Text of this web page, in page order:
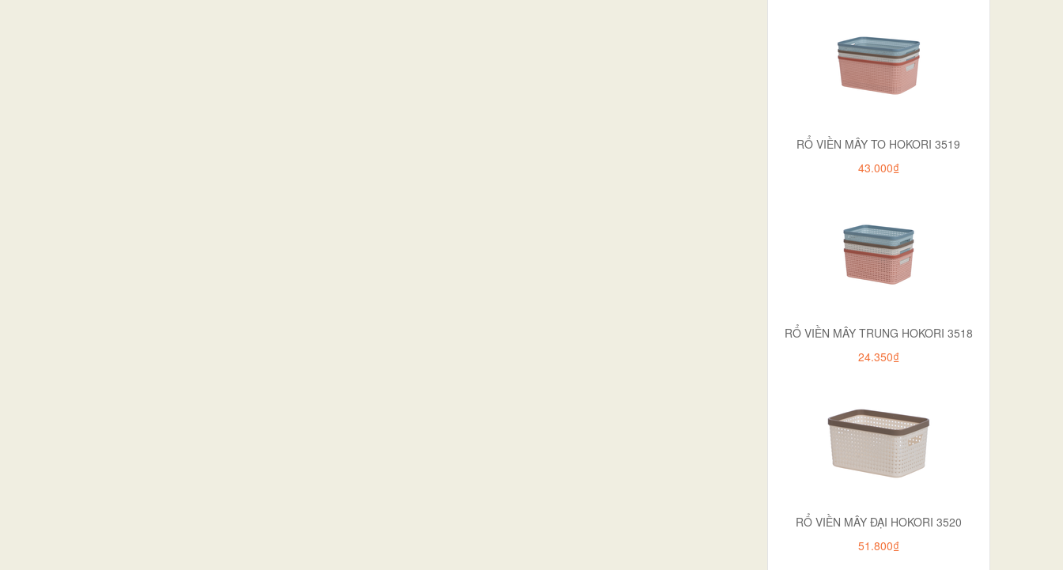
RỔ VIỀN MÂY TO HOKORI 3519
43.000₫
RỔ VIỀN MÂY TRUNG HOKORI 3518
24.350₫
RỔ VIỀN MÂY ĐẠI HOKORI 3520
51.800₫